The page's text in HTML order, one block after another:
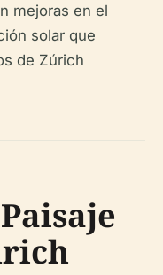
mejoras en el
solar que
de Zúrich